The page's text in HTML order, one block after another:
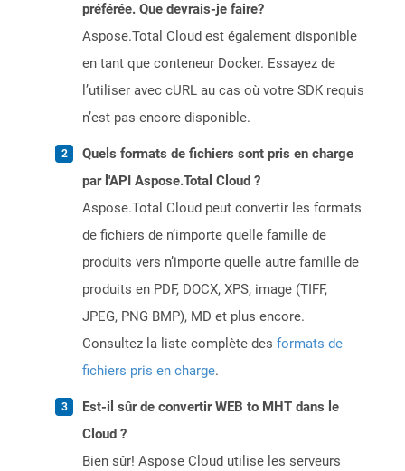
préférée. Que devrais-je faire?
Aspose.Total Cloud est également disponible
en tant que conteneur Docker. Essayez de
l’utiliser avec cURL au cas où votre SDK requis
n’est pas encore disponible.
Quels formats de fichiers sont pris en charge
par l'API Aspose.Total Cloud ?
Aspose.Total Cloud peut convertir les formats
de fichiers de n’importe quelle famille de
produits vers n’importe quelle autre famille de
produits en PDF, DOCX, XPS, image (TIFF,
JPEG, PNG BMP), MD et plus encore.
Consultez la liste complète des formats de
fichiers pris en charge.
Est-il sûr de convertir WEB to MHT dans le
Cloud ?
Bien sûr! Aspose Cloud utilise les serveurs